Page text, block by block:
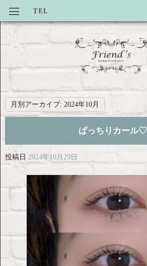
月別アーカイブ: 2024年10月
ぱっちりカール♡
投稿日 2024年10月29日